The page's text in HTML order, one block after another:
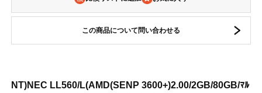
この商品について問い合わせる
NT)NEC LL560/L(AMD(SENP 3600+)2.00/2GB/80GB/ﾏﾙ